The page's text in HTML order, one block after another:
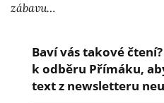
zábavu…
Baví vás takové
k odběru Přímáku,
text z newsletteru